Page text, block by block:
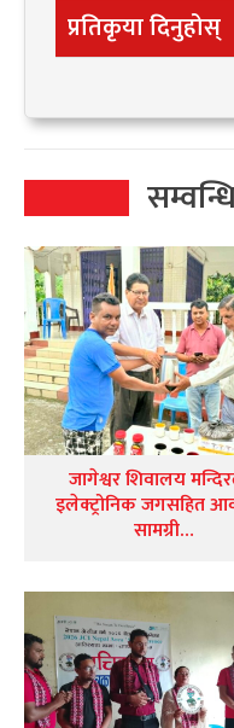
प्रतिकृया दिनुहोस्
जागेश्वर शिवालय
इलेक्ट्रोनिक जगसहित
सामग्री…